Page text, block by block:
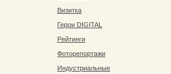
Визитка
Герои DIGITAL
Рейтинги
Фоторепортажи
Индустриальные